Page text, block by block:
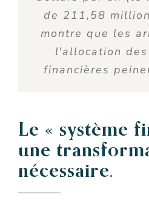
de 211,58
montre que les
l'allocation des
financières peine
Le « système
une
nécessaire.